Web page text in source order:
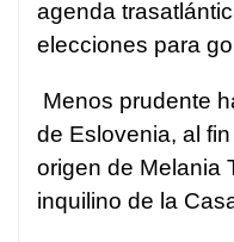
agenda
elecciones para
Menos prudente
de Eslovenia, al
origen de Melania
inquilino de la